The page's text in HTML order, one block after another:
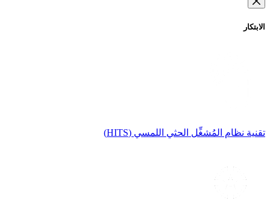
الابتكار
تقنية نظام المُشغِّل الحثي اللمسي (HITS)